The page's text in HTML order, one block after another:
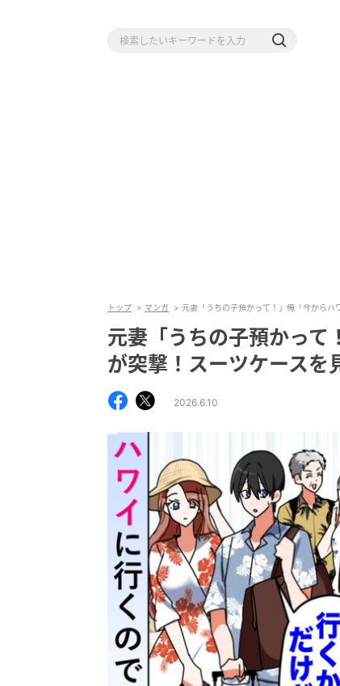
トップ マンガ 元妻「うちの子預かって！」俺「今からハ
元妻「うちの子預かって
が突撃！スーツケースを
2026.6.10